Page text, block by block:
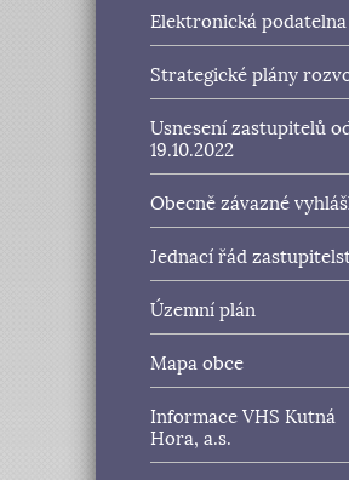
Elektronická podatelna
Strategické plány
Usnesení zastupitelů
19.10.2022
Obecně závazné
Jednací řád
Územní plán
Mapa obce
Informace VHS Kutná
Hora, a.s.